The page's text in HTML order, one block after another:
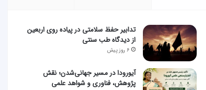
تدابیر حفظ سلامتی در پیاده روی اربعین
از دیدگاه طب سنتی
۶ روز پیش
آیورودا در مسیر جهانی‌شدن؛ نقش
پژوهش، فناوری و شواهد علمی